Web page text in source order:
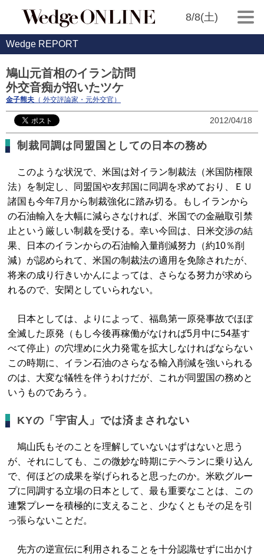
8/8(土)
Wedge REPORT
鳩山元首相のイラン訪問
外交音痴が招いたツケ
金子熊夫 （ 外交評論家・元外交官）
2012/04/18
制裁同調は同盟国としての日本の務め
このような状況で、米国は対イラン制裁法（米国防権限
法）を制定し、同盟国や友邦国に同調を求めており、ＥＵ
諸国も今年7月から制裁強化に踏み切る。もしイランから
の石油輸入を大幅に減らさなければ、米国での金融取引禁
止という厳しい制裁を受ける。幸い今回は、日米交渉の結
果、日本のイランからの石油輸入量削減努力（約10％削
減）が認められて、米国の制裁法の適用を免除されたが、
将来の成り行きいかんによっては、さらなる努力が求めら
れるので、安閑としていられない。
日本としては、よりによって、福島第一原発事故でほぼ
全滅した原発（もし今後再稼働がなければ5月中に54基す
べて停止）の穴埋めに火力発電を拡大しなければならない
この時期に、イラン石油のさらなる輸入削減を強いられる
のは、大変な犠牲を伴うわけだが、これが同盟国の務めと
いうものであろう。
KYの「宇宙人」では済まされない
鳩山氏もそのことを理解していないはずはないと思う
が、それにしても、この微妙な時期にテヘランに乗り込ん
で、何ほどの成果を挙げられると思ったのか。米欧グルー
プに同調する立場の日本として、最も重要なことは、この
連繋プレーを積極的に支えること、少なくともその足を引
っ張らないことだ。
先方の逆宣伝に利用されることを十分認識せずに出かけ